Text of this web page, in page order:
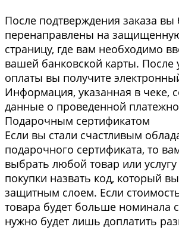
После подтверждения заказа вы
перенаправлены на
страницу, где вам необходимо
вашей банковской карты. После
оплаты вы получите
Информация, указанная в чеке,
данные о проведенной
Подарочным сертификатом
Если вы стали счастливым
подарочного сертификата, то
выбрать любой товар или
покупки назвать код, который
защитным слоем. Если
товара будет больше номинала
нужно будет лишь доплатить